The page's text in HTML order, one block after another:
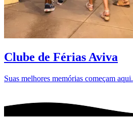
Clube de Férias Aviva
Suas melhores memórias começam aqui.